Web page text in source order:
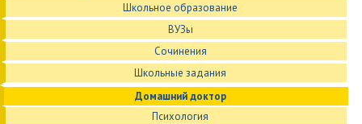
Школьное образование
ВУЗы
Сочинения
Школьные задания
Домашний доктор
Психология